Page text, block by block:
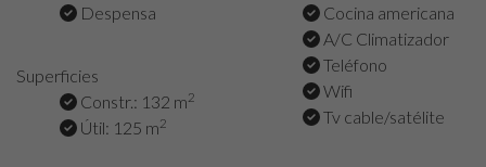
Despensa
Superficies
Constr.: 132 m2
Útil: 125 m2
Cocina americana
A/C Climatizador
Teléfono
Wifi
Tv cable/satélite